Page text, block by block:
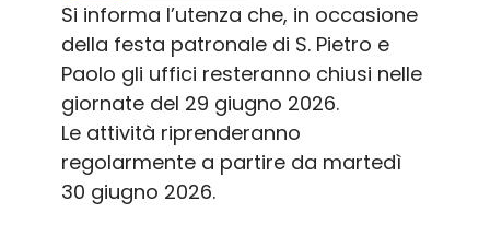
Si informa l’utenza che, in occasione
della festa patronale di S. Pietro e
Paolo gli uffici resteranno chiusi nelle
giornate del 29 giugno 2026.
Le attività riprenderanno
regolarmente a partire da martedì
30 giugno 2026.